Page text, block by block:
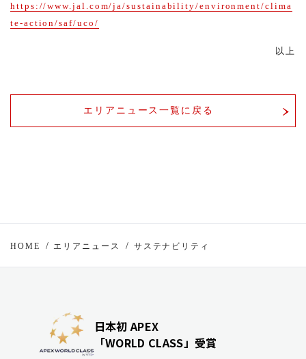
https://www.jal.com/ja/sustainability/environment/clima
te-action/saf/uco/
以上
エリアニュース一覧に戻る
HOME エリアニュース サステナビリティ
日本初 APEX
「WORLD CLASS」受賞